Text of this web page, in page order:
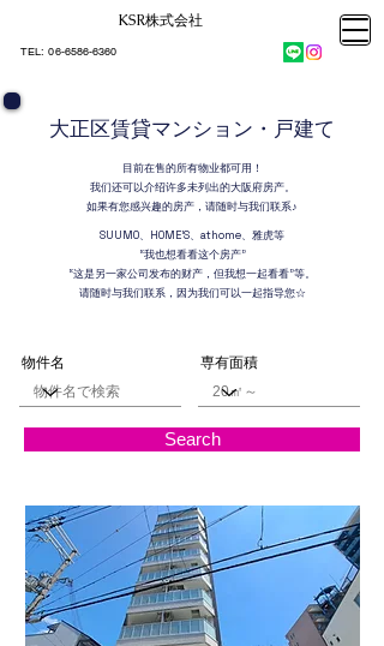
KSR株式会社​
​TEL:06-6586-6360
大正区賃貸マンション・戸建て
目前在售的所有物业都可用！
我们还可以介绍许多未列出的大阪府房产。
如果有您感兴趣的房产，请随时与我们联系♪
SUUMO、HOME'S、athome、雅虎等
“我也想看看这个房产”
“这是另一家公司发布的财产，但我想一起看看”等。
请随时与我们联系，因为我们可以一起指导您☆
物件名 専有面積
Search